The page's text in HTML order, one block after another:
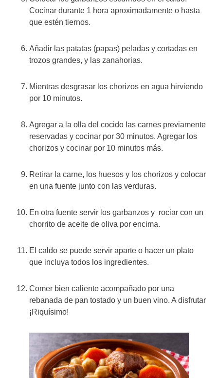
Cocinar durante 1 hora aproximadamente o hasta
que estén tiernos.
Añadir las patatas (papas) peladas y cortadas en
trozos grandes, y las zanahorias.
Mientras desgrasar los chorizos en agua hirviendo
por 10 minutos.
Agregar a la olla del cocido las carnes previamente
reservadas y cocinar por 30 minutos. Agregar los
chorizos y cocinar por 10 minutos más.
Retirar la carne, los huesos y los chorizos y colocar
en una fuente junto con las verduras.
En otra fuente servir los garbanzos y rociar con un
chorrito de aceite de oliva por encima.
El caldo se puede servir aparte o hacer un plato
que incluya todos los ingredientes.
Comer bien caliente acompañado por una
rebanada de pan tostado y un buen vino. A disfrutar
¡Riquísimo!